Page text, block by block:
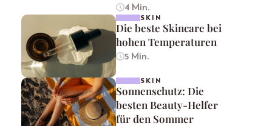
4 Min.
SKIN
Die beste Skincare bei
hohen Temperaturen
5 Min.
SKIN
Sonnenschutz: Die
besten Beauty-Helfer
für den Sommer